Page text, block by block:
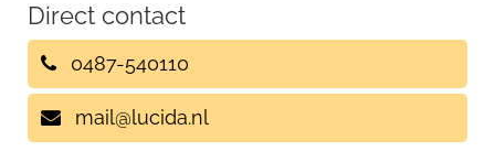
Direct contact
0487-540110
mail@lucida.nl